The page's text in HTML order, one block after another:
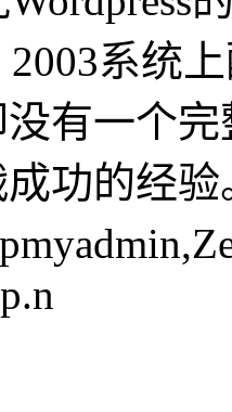
2003系统
有一个
成功的经